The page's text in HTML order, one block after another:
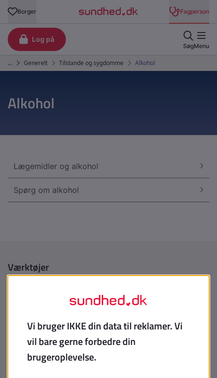
Alkohol
Lægemidler og alkohol
Spørg om alkohol